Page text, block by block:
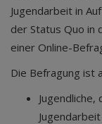
Jugendarbeit in
der Status Quo in
einer Online-
Die Befragung ist